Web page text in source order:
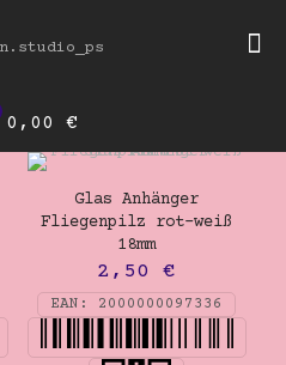
0,00 €
Glas Anhänger
Fliegenpilz rot-weiß
18mm
2,50€
EAN: 2000000097336